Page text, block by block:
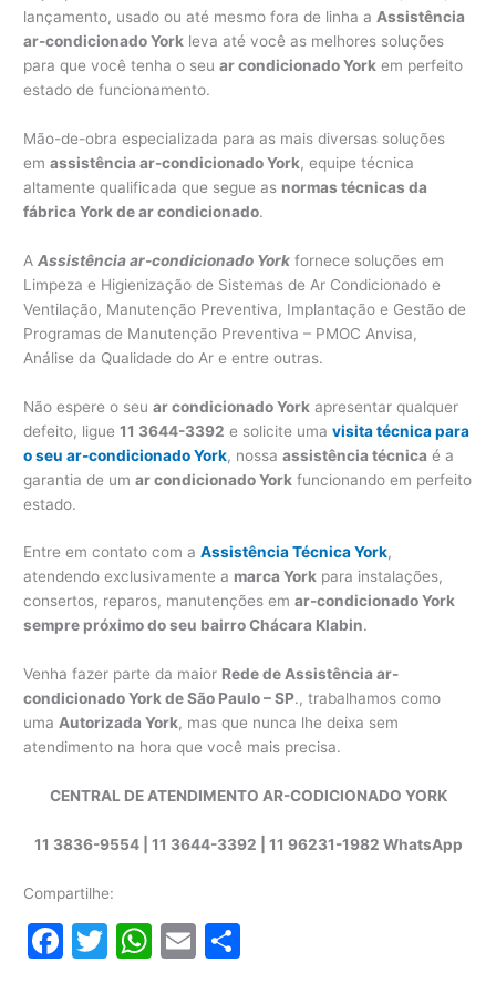
lançamento, usado ou até mesmo fora de linha a Assistência
ar-condicionado York leva até você as melhores soluções
para que você tenha o seuar condicionado York em perfeito
estado de funcionamento.
Mão-de-obra especializada para as mais diversas soluções
emassistência ar-condicionado York, equipe técnica
altamente qualificada que segue as normas técnicas da
fábrica York de ar condicionado.
AAssistência ar-condicionado York fornece soluções em
Limpeza e Higienização de Sistemas de Ar Condicionado e
Ventilação, Manutenção Preventiva, Implantação e Gestão de
Programas de Manutenção Preventiva – PMOC Anvisa,
Análise da Qualidade do Ar e entre outras.
Não espere o seuar condicionado York apresentar qualquer
defeito, ligue11 3644-3392 e solicite umavisita técnica para
o seu ar-condicionado York, nossaassistência técnica é a
garantia de umar condicionado York funcionando em perfeito
estado.
Entre em contato com aAssistência Técnica York,
atendendo exclusivamente a marca York para instalações,
consertos, reparos, manutenções emar-condicionado York
sempre próximo do seu bairro Chácara Klabin.
Venha fazer parte da maior Rede de Assistência ar-
condicionado York de São Paulo – SP., trabalhamos como
umaAutorizada York, mas que nunca lhe deixa sem
atendimento na hora que você mais precisa.
CENTRAL DE ATENDIMENTO AR-CODICIONADO YORK
11 3836-9554 | 11 3644-3392 | 11 96231-1982 WhatsApp
Compartilhe:
F
T
W E